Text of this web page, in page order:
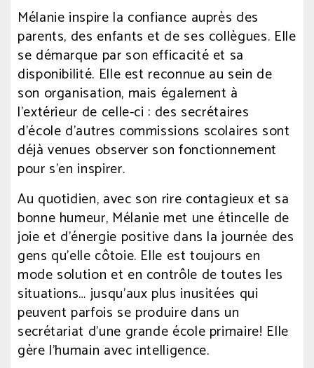
Mélanie inspire la confiance auprès des
parents, des enfants et de ses collègues. Elle
se démarque par son efficacité et sa
disponibilité. Elle est reconnue au sein de
son organisation, mais également à
l’extérieur de celle-ci : des secrétaires
d’école d’autres commissions scolaires sont
déjà venues observer son fonctionnement
pour s’en inspirer.
Au quotidien, avec son rire contagieux et sa
bonne humeur, Mélanie met une étincelle de
joie et d’énergie positive dans la journée des
gens qu’elle côtoie. Elle est toujours en
mode solution et en contrôle de toutes les
situations… jusqu’aux plus inusitées qui
peuvent parfois se produire dans un
secrétariat d’une grande école primaire! Elle
gère l’humain avec intelligence.